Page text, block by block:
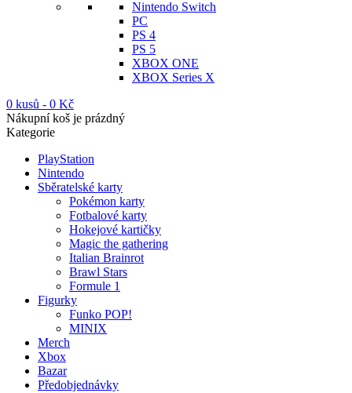
Nintendo Switch
PC
PS 4
PS 5
XBOX ONE
XBOX Series X
0 kusů - 0 Kč
Nákupní koš je prázdný
Kategorie
PlayStation
Nintendo
Sběratelské karty
Pokémon karty
Fotbalové karty
Hokejové kartičky
Magic the gathering
Italian Brainrot
Brawl Stars
Formule 1
Figurky
Funko POP!
MINIX
Merch
Xbox
Bazar
Předobjednávky